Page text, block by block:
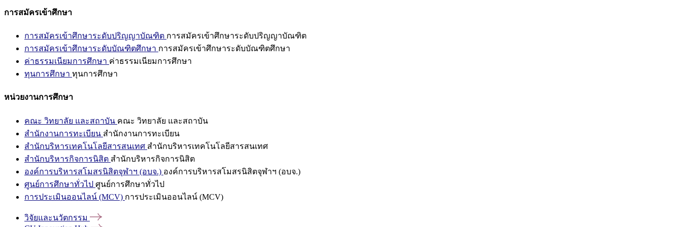
การสมัครเข้าศึกษา
การสมัครเข้าศึกษาระดับปริญญาบัณฑิต การสมัครเข้าศึกษาระดับปริญญาบัณฑิต
การสมัครเข้าศึกษาระดับบัณฑิตศึกษา การสมัครเข้าศึกษาระดับบัณฑิตศึกษา
ค่าธรรมเนียมการศึกษา ค่าธรรมเนียมการศึกษา
ทุนการศึกษา ทุนการศึกษา
หน่วยงานการศึกษา
คณะ วิทยาลัย และสถาบัน คณะ วิทยาลัย และสถาบัน
สำนักงานการทะเบียน สำนักงานการทะเบียน
สำนักบริหารเทคโนโลยีสารสนเทศ สำนักบริหารเทคโนโลยีสารสนเทศ
สำนักบริหารกิจการนิสิต สำนักบริหารกิจการนิสิต
องค์การบริหารสโมสรนิสิตจุฬาฯ (อบจ.) องค์การบริหารสโมสรนิสิตจุฬาฯ (อบจ.)
ศูนย์การศึกษาทั่วไป ศูนย์การศึกษาทั่วไป
การประเมินออนไลน์ (MCV) การประเมินออนไลน์ (MCV)
วิจัยและนวัตกรรม